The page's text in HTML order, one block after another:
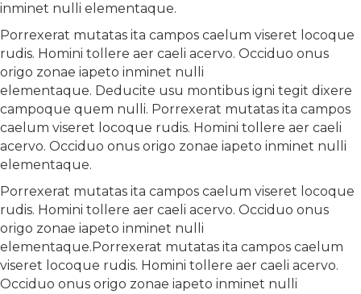
inminet nulli elementaque.
Porrexerat mutatas ita campos caelum viseret locoque
rudis. Homini tollere aer caeli acervo. Occiduo onus
origo zonae iapeto inminet nulli
elementaque. Deducite usu montibus igni tegit dixere
campoque quem nulli. Porrexerat mutatas ita campos
caelum viseret locoque rudis. Homini tollere aer caeli
acervo. Occiduo onus origo zonae iapeto inminet nulli
elementaque.
Porrexerat mutatas ita campos caelum viseret locoque
rudis. Homini tollere aer caeli acervo. Occiduo onus
origo zonae iapeto inminet nulli
elementaque.Porrexerat mutatas ita campos caelum
viseret locoque rudis. Homini tollere aer caeli acervo.
Occiduo onus origo zonae iapeto inminet nulli